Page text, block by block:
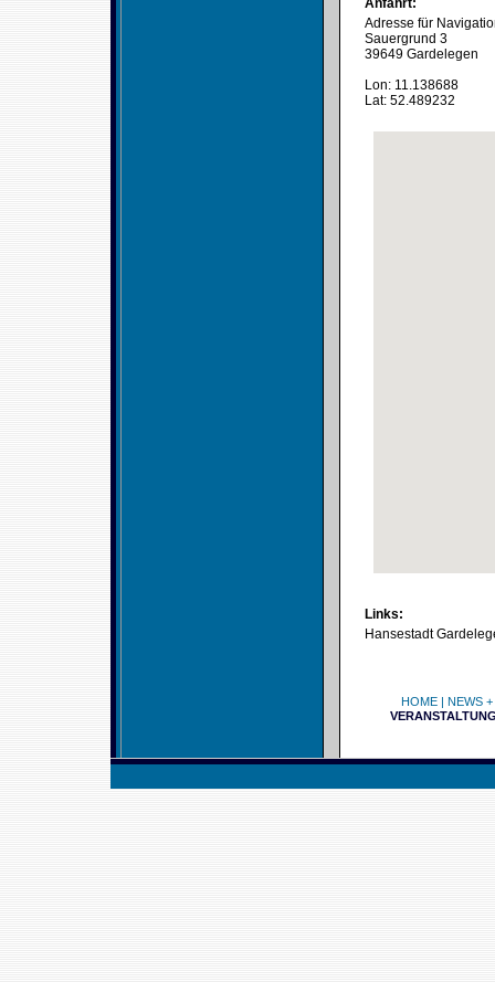
Anfahrt:
Adresse für
Sauergrund 3
39649 Gardelegen
Lon: 11.138688
Lat: 52.489232
Links:
Hansestadt
HOME| NEWS